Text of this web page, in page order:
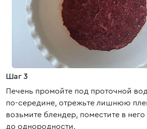
Шаг 3
Печень промойте под проточной
по-середине, отрежьте лишнюю
возьмите блендер, поместите в него
до однородности.